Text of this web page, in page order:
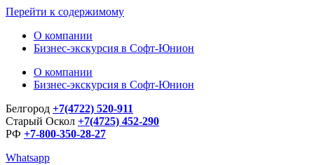
Перейти к содержимому
О компании
Бизнес-экскурсия в Софт-Юнион
О компании
Бизнес-экскурсия в Софт-Юнион
Белгород +7(4722) 520-911
Старый Оскол +7(4725) 452-290
РФ +7-800-350-28-27
Whatsapp